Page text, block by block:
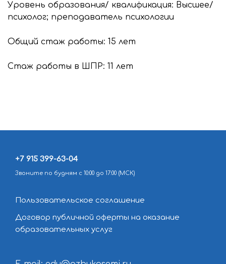
Уровень образования/ квалификация: Высшее/
психолог; преподаватель психологии
Общий стаж работы: 15 лет
Стаж работы в ШПР: 11 лет
+7 915 399-63-04
Звоните по будням с 10:00 до 17:00 (МСК)
Пользовательское соглашение
Договор публичной оферты на оказание
образовательных услуг